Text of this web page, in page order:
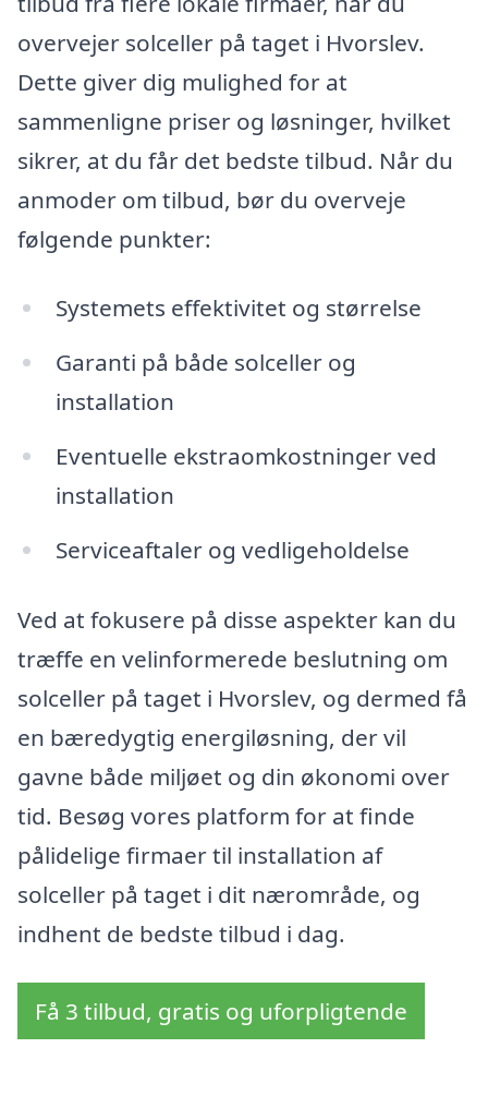
overvejer solceller på taget i Hvorslev.
Dette giver dig mulighed for at
sammenligne priser og løsninger, hvilket
sikrer, at du får det bedste tilbud. Når du
anmoder om tilbud, bør du overveje
følgende punkter:
Systemets effektivitet og størrelse
Garanti på både solceller og
installation
Eventuelle ekstraomkostninger ved
installation
Serviceaftaler og vedligeholdelse
Ved at fokusere på disse aspekter kan du
træffe en velinformerede beslutning om
solceller på taget i Hvorslev, og dermed få
en bæredygtig energiløsning, der vil
gavne både miljøet og din økonomi over
tid. Besøg vores platform for at finde
pålidelige firmaer til installation af
solceller på taget i dit nærområde, og
indhent de bedste tilbud i dag.
Få 3 tilbud, gratis og uforpligtende